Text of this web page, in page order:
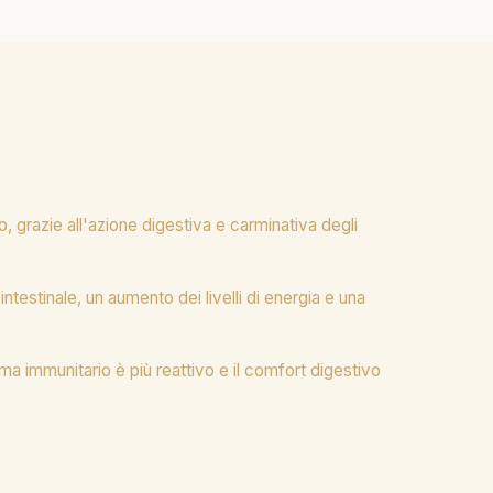
grazie all'azione digestiva e carminativa degli
un aumento dei livelli di energia e una
immunitario è più reattivo e il comfort digestivo